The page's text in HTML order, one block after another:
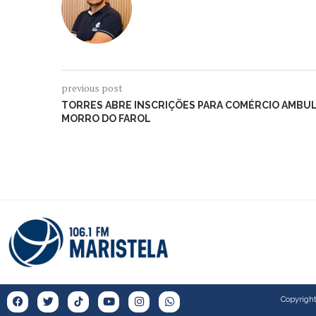
previous post
TORRES ABRE INSCRIÇÕES PARA COMÉRCIO
MORRO DO FAROL